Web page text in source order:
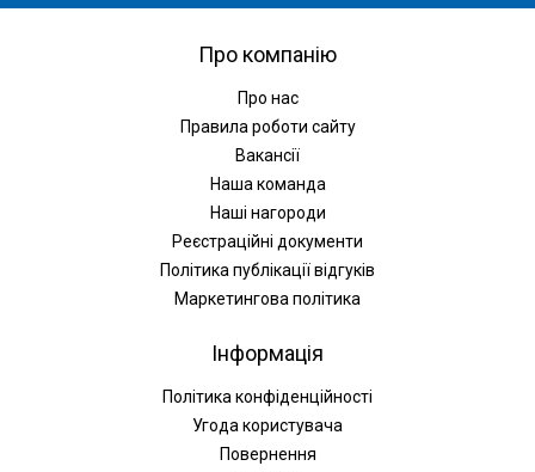
Про компанію
Про нас
Правила роботи сайту
Вакансії
Наша команда
Наші нагороди
Реєстраційні документи
Політика публікації відгуків
Маркетингова політика
Інформація
Політика конфіденційності
Угода користувача
Повернення